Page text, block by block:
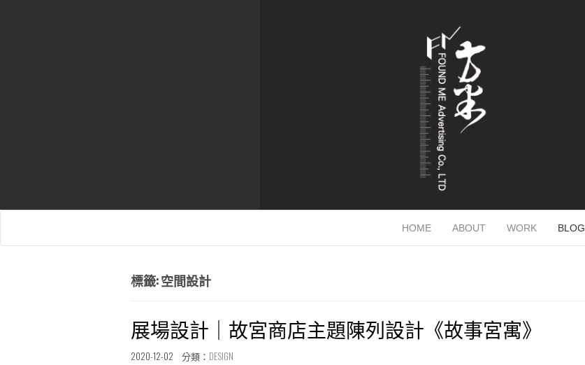
HOME ABOUT WORK BLOG
標籤:空間設計
展場設計｜故宮商店主題陳列設計《故事宮寓》
2020-12-02 分類： DESIGN